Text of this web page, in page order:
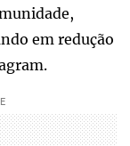
em redução